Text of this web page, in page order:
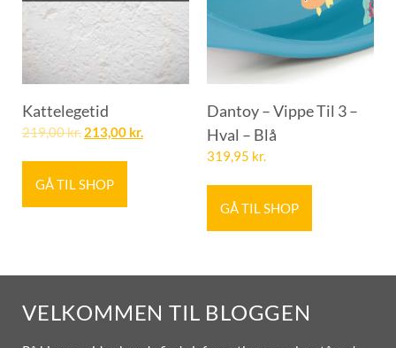
Kattelegetid
219,00kr. 213,00 kr.
GÅ TIL SHOP
Dantoy – Vippe Til 3 –
Hval – Blå
319,95 kr.
GÅ TIL SHOP
VELKOMMEN TIL BLOGGEN